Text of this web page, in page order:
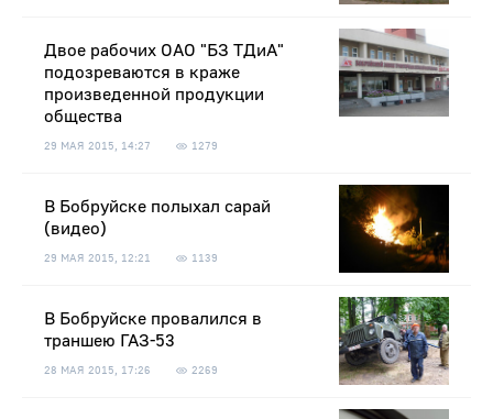
Двое рабочих ОАО "БЗ ТДиА"
подозреваются в краже
произведенной продукции
общества
29 МАЯ 2015, 14:27 1279
В Бобруйске полыхал сарай
(видео)
29 МАЯ 2015, 12:21 1139
В Бобруйске провалился в
траншею ГАЗ-53
28 МАЯ 2015, 17:26 2269